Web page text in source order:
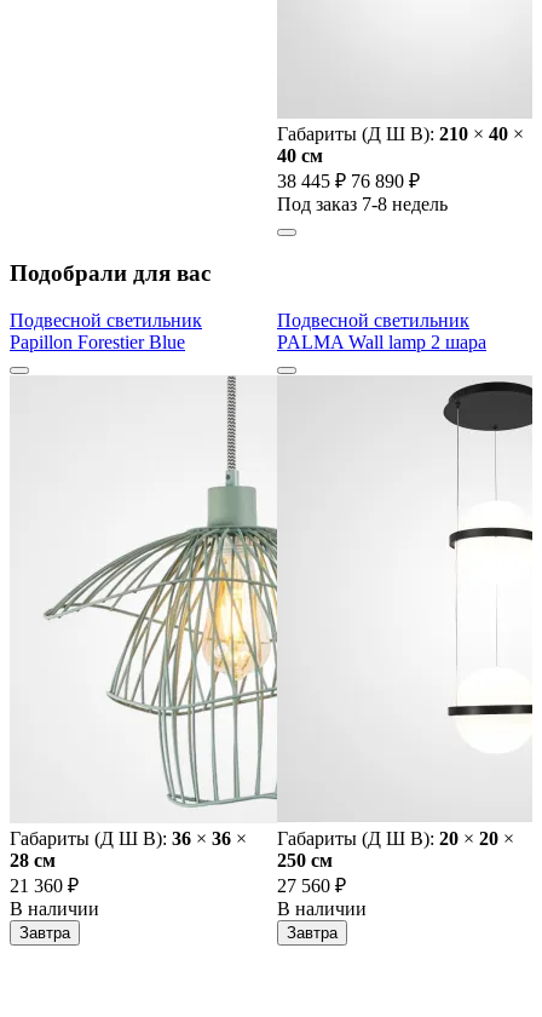
Габариты (Д Ш В): 210 × 40 ×
40 cм
38 445 ₽ 76 890 ₽
Под заказ 7-8 недель
Подобрали для вас
Подвесной светильник
Papillon Forestier Blue
Габариты (Д Ш В): 36 × 36 ×
28 cм
21 360 ₽
В наличии
Завтра
Подвесной светильник
PALMA Wall lamp 2 шара
Габариты (Д Ш В): 20 × 20 ×
250 cм
27 560 ₽
В наличии
Завтра